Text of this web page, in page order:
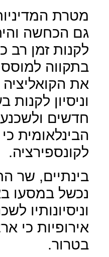
מטרת
גם הכחשה
לקנות זמן רב
בתקווה
את
וניסיון לקנות
חדשים
הבינלאומית
לקונספירציה.
בינתיים, שר
נכשל במסעו
וניסיונותיו
אירופיות כי
בטרור.